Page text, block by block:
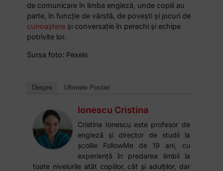
de comunicare în limba engleză, unde copiii au
parte, în funcție de vârstă, de povești și jocuri de
cunoaștere și conversație în perechi și echipe
potrivite lor.
Sursa foto: Pexels
Despre Ultimele Postari
Ionescu Cristina
Cristina Ionescu este profesor de
engleză și director de studii la
școlile FollowMe de 19 ani, cu
experiență în predarea limbii la
toate nivelurile atât copiilor, cât și adulților, dar